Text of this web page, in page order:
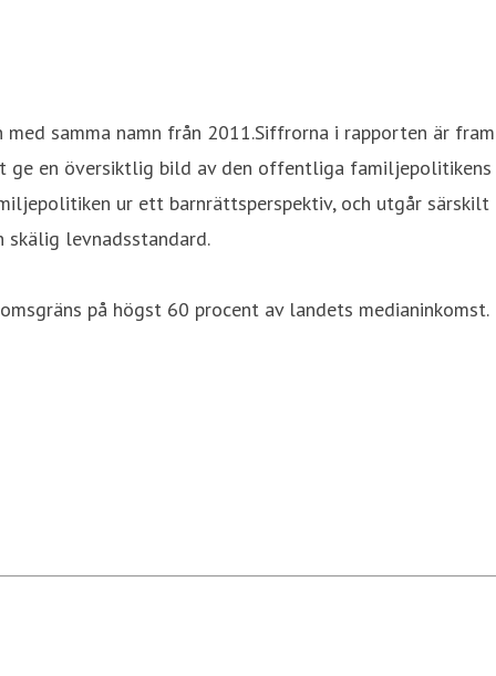
samma namn från 2011.Siffrorna i rapporten är
ge en översiktlig bild av den offentliga
ur ett barnrättsperspektiv, och utgår
levnadsstandard.
på högst 60 procent av landets medianinkomst.